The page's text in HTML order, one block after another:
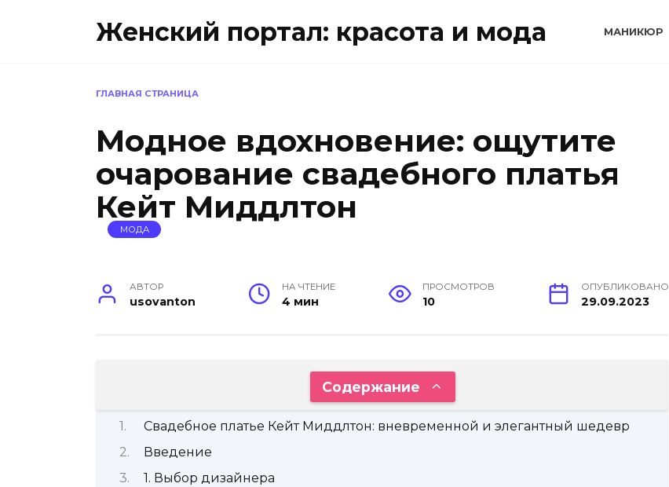
Женский портал: красота и мода МАНИКЮР
ГЛАВНАЯ СТРАНИЦА
Модное вдохновение: ощутите
очарование свадебного платья
Кейт Миддлтон
МОДА
АВТОР
usovanton
НА ЧТЕНИЕ
4 мин
ПРОСМОТРОВ
10
ОПУБЛИКОВАНО
29.09.2023
Содержание
Свадебное платье Кейт Миддлтон: вневременной и элегантный шедевр
Введение
1. Выбор дизайнера